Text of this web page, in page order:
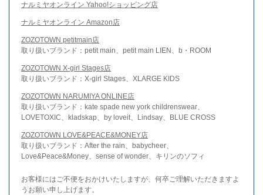
ナルミヤオンライン Yahoo!ショッピング店
ナルミヤオンライン Amazon店
ZOZOTOWN petitmain店
取り扱いブランド：petit main、petit main LIEN、b・ROOM
ZOZOTOWN X-girl Stages店
取り扱いブランド：X-girl Stages、XLARGE KIDS
ZOZOTOWN NARUMIYA ONLINE店
取り扱いブランド：kate spade new york childrenswear、
LOVETOXIC、kladskap、by loveit、Lindsay、BLUE CROSS
ZOZOTOWN LOVE&PEACE&MONEY店
取り扱いブランド：After the rain、babycheer、
Love&Peace&Money、sense of wonder、キリンのソフィ
お客様にはご不便をおかけいたしますが、何卒ご理解いただきますよ
うお願い申し上げます。